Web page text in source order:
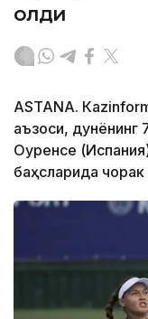
олди
ASTANА.
аъзоси,
Оуренсе
баҳсларида